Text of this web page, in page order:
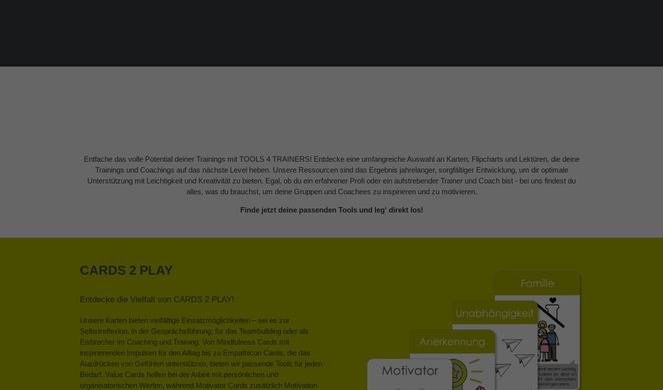
Entfache das volle Potential deiner Trainings mit TOOLS 4 TRAINERS! Entdecke eine umfangreiche Auswahl an Karten, Flipcharts und Lektüren, die deine
Trainings und Coachings auf das nächste Level heben. Unsere Ressourcen sind das Ergebnis jahrelanger, sorgfältiger Entwicklung, um dir optimale
Unterstützung mit Leichtigkeit und Kreativität zu bieten. Egal, ob du ein erfahrener Profi oder ein aufstrebender Trainer und Coach bist - bei uns findest du
alles, was du brauchst, um deine Gruppen und Coachees zu inspirieren und zu motivieren.
Finde jetzt deine passenden Tools und leg‘ direkt los!
CARDS 2 PLAY
Entdecke die Vielfalt von CARDS 2 PLAY!
Unsere Karten bieten vielfältige Einsatzmöglichkeiten – sei es zur
Selbstreflexion, in der Gesprächsführung, für das Teambuilding oder als
Eisbrecher im Coaching und Training. Von Mindfulness Cards mit
inspirierenden Impulsen für den Alltag bis zu Empathicon Cards, die das
Ausdrücken von Gefühlen unterstützen, bieten wir passende Tools für jeden
Bedarf. Value Cards helfen bei der Arbeit mit persönlichen und
organisatorischen Werten, während Motivator Cards zusätzlich Motivation